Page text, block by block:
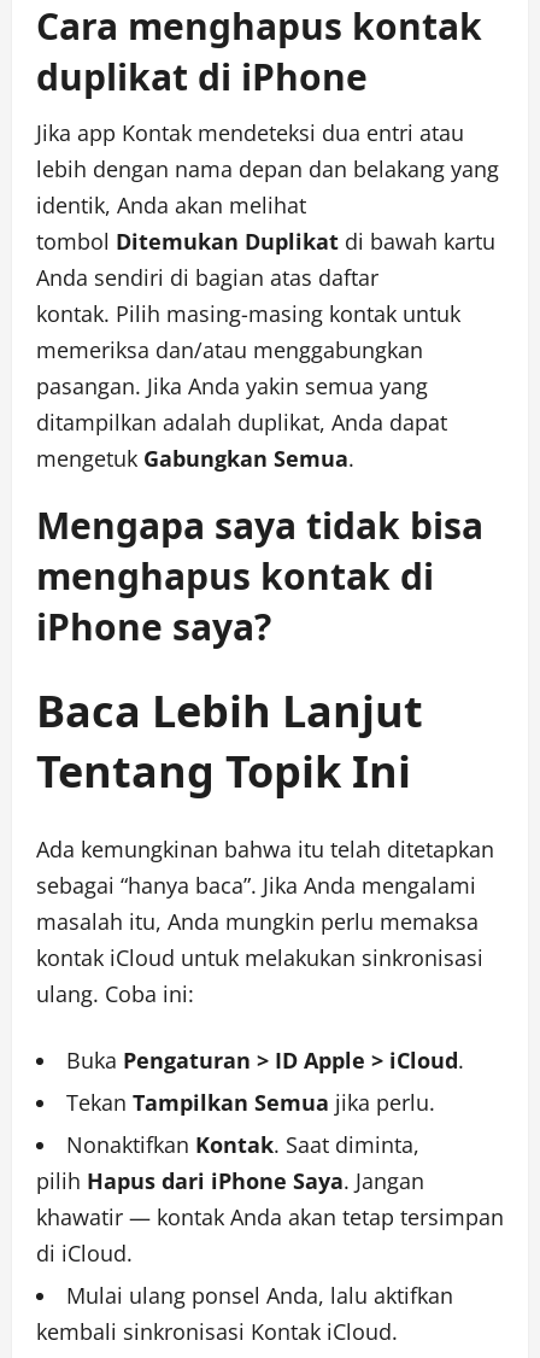
Cara menghapus kontak
duplikat di iPhone
Jika app Kontak mendeteksi dua entri atau
lebih dengan nama depan dan belakang yang
identik, Anda akan melihat
tombol Ditemukan Duplikat di bawah kartu
Anda sendiri di bagian atas daftar
kontak. Pilih masing-masing kontak untuk
memeriksa dan/atau menggabungkan
pasangan. Jika Anda yakin semua yang
ditampilkan adalah duplikat, Anda dapat
mengetuk Gabungkan Semua.
Mengapa saya tidak bisa
menghapus kontak di
iPhone saya?
Baca Lebih Lanjut
Tentang Topik Ini
Ada kemungkinan bahwa itu telah ditetapkan
sebagai “hanya baca”. Jika Anda mengalami
masalah itu, Anda mungkin perlu memaksa
kontak iCloud untuk melakukan sinkronisasi
ulang. Coba ini:
Buka Pengaturan > ID Apple > iCloud.
Tekan Tampilkan Semua jika perlu.
Nonaktifkan Kontak. Saat diminta,
pilih Hapus dari iPhone Saya. Jangan
khawatir — kontak Anda akan tetap tersimpan
di iCloud.
Mulai ulang ponsel Anda, lalu aktifkan
kembali sinkronisasi Kontak iCloud.